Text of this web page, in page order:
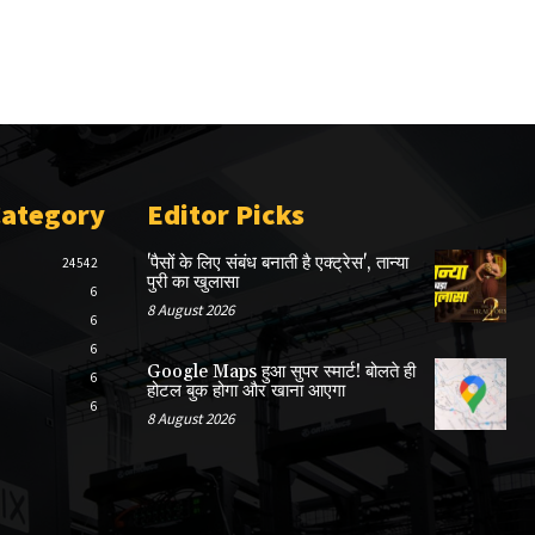
24542
6
6
6
6
6
Editor Picks
'पैसों के लिए संबंध बनाती है एक्ट्रेस', तान्या
पुरी का खुलासा
8 August 2026
Google Maps हुआ सुपर स्मार्ट! बोलते ही
होटल बुक होगा और खाना आएगा
8 August 2026